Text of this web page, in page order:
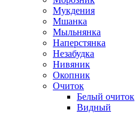
Мукдения
Мшанка
Мыльнянка
Наперстянка
Незабудка
Нивяник
Окопник
Очиток
Белый очиток
Видный